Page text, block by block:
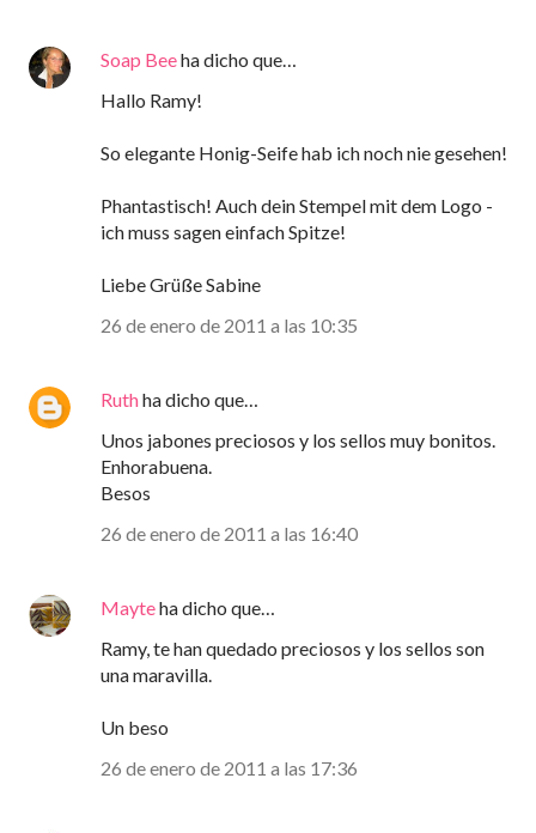
Soap Beeha dicho que…
Hallo Ramy!
So elegante Honig-Seife hab ich noch nie gesehen!
Phantastisch! Auch dein Stempel mit dem Logo -
ich muss sagen einfach Spitze!
Liebe Grüße Sabine
26 de enero de 2011 a las 10:35
Ruthha dicho que…
Unos jabones preciosos y los sellos muy bonitos.
Enhorabuena.
Besos
26 de enero de 2011 a las 16:40
Mayteha dicho que…
Ramy, te han quedado preciosos y los sellos son
una maravilla.
Un beso
26 de enero de 2011 a las 17:36